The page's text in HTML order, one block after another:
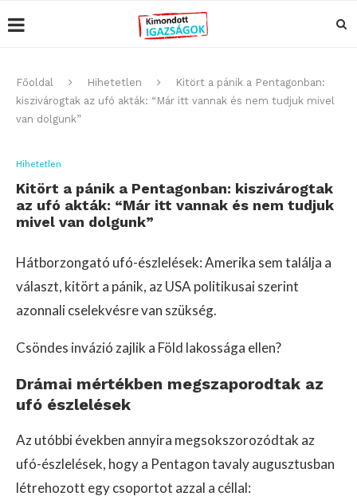
Főoldal Hihetetlen
Kitört a pánik a Pentagonban:
kiszivárogtak az ufó akták: “Már itt vannak és nem tudjuk mivel
van dolgunk”
Hihetetlen
Kitört a pánik a Pentagonban: kiszivárogtak
az ufó akták: “Már itt vannak és nem tudjuk
mivel van dolgunk”
Hátborzongató ufó-észlelések: Amerika sem találja a
választ, kitört a pánik, az USA politikusai szerint
azonnali cselekvésre van szükség.
Csöndes invázió zajlik a Föld lakossága ellen?
Drámai mértékben megszaporodtak az
ufó észlelések
Az utóbbi években annyira megsokszorozódtak az
ufó-észlelések, hogy a Pentagon tavaly augusztusban
létrehozott egy csoportot azzal a céllal: